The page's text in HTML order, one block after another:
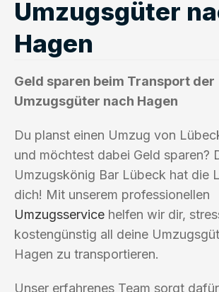
Umzugsgüter
Hagen
Geld sparen beim Transport der
Umzugsgüter nach Hagen
Du planst einen Umzug von
und möchtest dabei Geld sparen?
Umzugskönig Bar Lübeck hat die
dich! Mit unserem professionellen
Umzugsservice helfen wir dir,
kostengünstig all deine
Hagen zu transportieren.
Unser erfahrenes Team sorgt